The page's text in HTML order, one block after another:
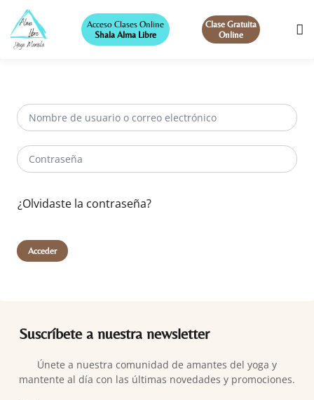
Acceso Clases Online
Shala Alma Libre
Clase Gratuita
Online
¿Olvidaste la contraseña?
Acceder
Suscríbete a nuestra newsletter
Únete a nuestra comunidad de amantes del yoga y
mantente al día con las últimas novedades y promociones.